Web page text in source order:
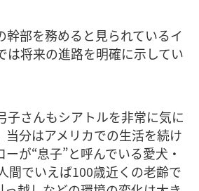
幹部を務めると見られているイ
は将来の進路を明確に示してい
子さんもシアトルを非常に気に
当分はアメリカでの生活を続け
が“息子”と呼んでいる愛犬・
間でいえば100歳近くの老齢で